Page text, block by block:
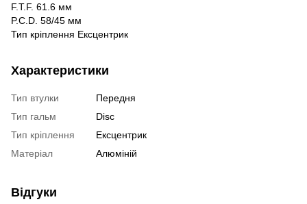
F.T.F. 61.6 мм
P.C.D. 58/45 мм
Тип кріплення Ексцентрик
Характеристики
Тип втулки
Передня
Тип гальм
Disc
Тип кріплення
Ексцентрик
Матеріал
Алюміній
Відгуки